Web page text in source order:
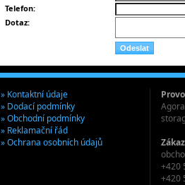
Telefon:
Dotaz:
+420
+420
» Kontaktní údaje
» Dodací podmínky
» Obchodní podmínky
» Reklamační řád
» Ochrana osobních údajů